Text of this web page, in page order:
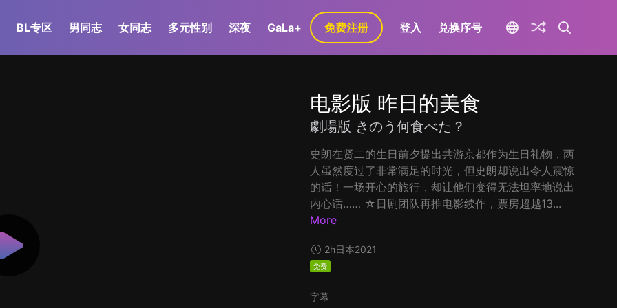
BL专区 男同志 女同志 多元性别 深夜 GaLa+ 免费注册 登入 兑换序号
电影版 昨日的美食
劇場版 きのう何食べた？
史朗在贤二的生日前夕提出共游京都作为生日礼物，两
人虽然度过了非常满足的时光，但史朗却说出令人震惊
的话！一场开心的旅行，却让他们变得无法坦率地说出
内心话…… ☆日剧团队再推电影续作，票房超越13...
More
2h日本2021
免费
字幕